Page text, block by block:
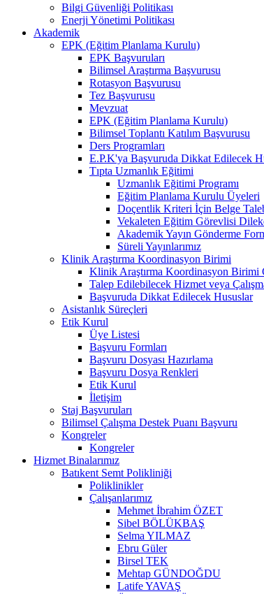
Bilgi Güvenliği Politikası
Enerji Yönetimi Politikası
Akademik
EPK (Eğitim Planlama Kurulu)
EPK Başvuruları
Bilimsel Araştırma Başvurusu
Rotasyon Başvurusu
Tez Başvurusu
Mevzuat
EPK (Eğitim Planlama Kurulu)
Bilimsel Toplantı Katılım Başvurusu
Ders Programları
E.P.K'ya Başvuruda Dikkat Edilecek
Tıpta Uzmanlık Eğitimi
Uzmanlık Eğitimi Programı
Eğitim Planlama Kurulu Üyeleri
Doçentlik Kriteri İçin Belge
Vekaleten Eğitim Görevlisi
Akademik Yayın Gönderme
Süreli Yayınlarımız
Klinik Araştırma Koordinasyon Birimi
Klinik Araştırma Koordinasyon Birimi
Talep Edilebilecek Hizmet veya
Başvuruda Dikkat Edilecek Hususlar
Asistanlık Süreçleri
Etik Kurul
Üye Listesi
Başvuru Formları
Başvuru Dosyası Hazırlama
Başvuru Dosya Renkleri
Etik Kurul
İletişim
Staj Başvuruları
Bilimsel Çalışma Destek Puanı Başvuru
Kongreler
Kongreler
Hizmet Binalarımız
Batıkent Semt Polikliniği
Poliklinikler
Çalışanlarımız
Mehmet İbrahim ÖZET
Sibel BÖLÜKBAŞ
Selma YILMAZ
Ebru Güler
Birsel TEK
Mehtap GÜNDOĞDU
Latife YAVAŞ